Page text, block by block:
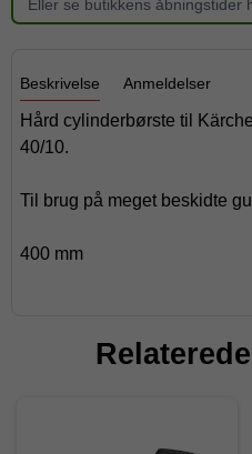
Eller se butikkens åbningstider
Beskrivelse Anmeldelser
Hård cylinderbørste til
40/10.
Til brug på meget beskidte
400 mm